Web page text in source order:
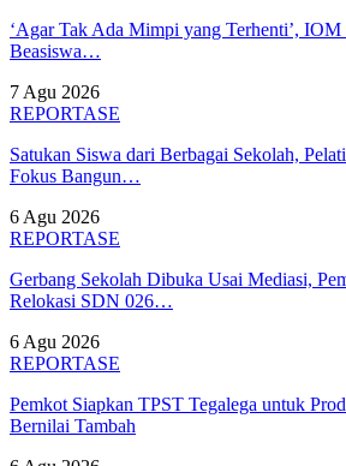
‘Agar Tak Ada Mimpi yang Terhenti’,
Beasiswa…
7 Agu 2026
REPORTASE
Satukan Siswa dari Berbagai Sekolah,
Fokus Bangun…
6 Agu 2026
REPORTASE
Gerbang Sekolah Dibuka Usai Mediasi,
Relokasi SDN 026…
6 Agu 2026
REPORTASE
Pemkot Siapkan TPST Tegalega untuk
Bernilai Tambah